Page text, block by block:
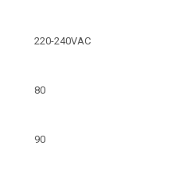
220-240VAC
80
90